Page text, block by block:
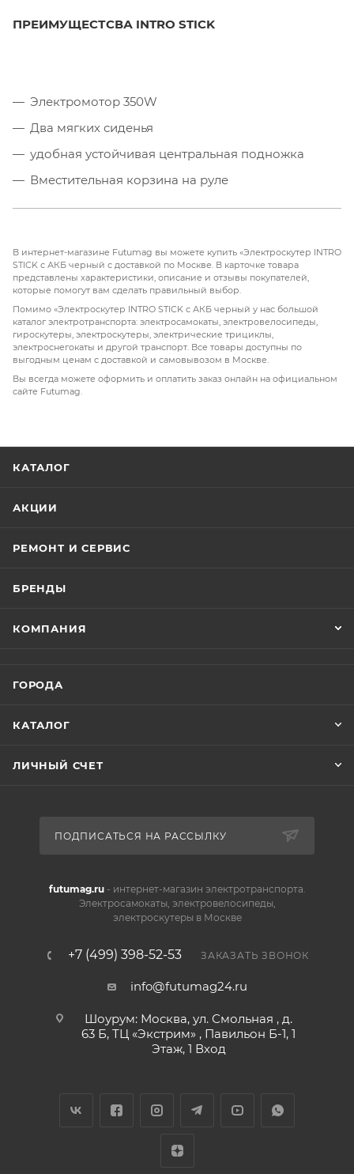
ПРЕИМУЩЕСТСВА INTRO STICK
Электромотор 350W
Два мягких сиденья
удобная устойчивая центральная подножка
Вместительная корзина на руле
АКБ с ёмкостью 12 Ач
взрослых человек
Надёжные барабанные тормоза
Запирающий замок на заднем колесе
В интернет-магазине Futumag вы можете купить «Электроскутер INTRO
STICK с АКБ черный с доставкой по Москве. В карточке товара
представлены характеристики, описание и отзывы покупателей,
которые помогут вам сделать правильный выбор.
Помимо «Электроскутер INTRO STICK с АКБ черный у нас большой
каталог электротранспорта: электросамокаты, электровелосипеды,
гироскутеры, электроскутеры, электрические трициклы,
электроснегокаты и другой транспорт. Все товары доступны по
выгодным ценам с доставкой и самовывозом в Москве.
Вы всегда можете оформить и оплатить заказ онлайн на официальном
сайте Futumag.
КАТАЛОГ
АКЦИИ
РЕМОНТ И СЕРВИС
БРЕНДЫ
КОМПАНИЯ
ГОРОДА
КАТАЛОГ
ЛИЧНЫЙ СЧЕТ
ПОДПИСАТЬСЯ НА РАССЫЛКУ
futumag.ru- интернет-магазин электротранспорта.
Электросамокаты, электровелосипеды,
электроскутеры в Москве
+7 (499) 398-52-53 ЗАКАЗАТЬ ЗВОНОК
info@futumag24.ru
Шоурум: Москва, ул. Смольная , д.
63 Б, ТЦ «Экстрим» , Павильон Б-1, 1
Этаж, 1 Вход